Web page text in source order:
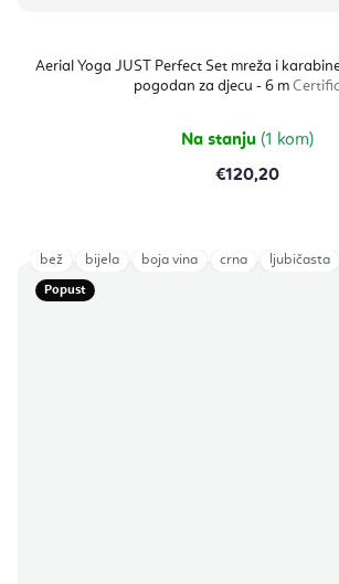
Aerial Yoga JUST Perfect Set mreža i
pogodan za djecu - 6 m
Na stanju (1 kom)
€120,20
Popust
bež bijela boja vina crna ljubičasta